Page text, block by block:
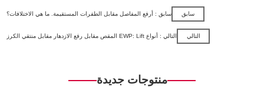
سابق سابق : أرفع المفاصل مقابل الطفرات المستقيمة. ما هي الاختلافات؟
التالي التالي : أنواع EWP: Lift المقص مقابل رفع الازدهار مقابل منتقي الكرز
منتوجات جديدة